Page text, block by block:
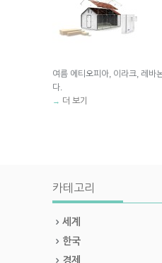
여름 에티오피아, 이라크, 레바
다.
→ 더 보기
카테고리
세계
한국
경제